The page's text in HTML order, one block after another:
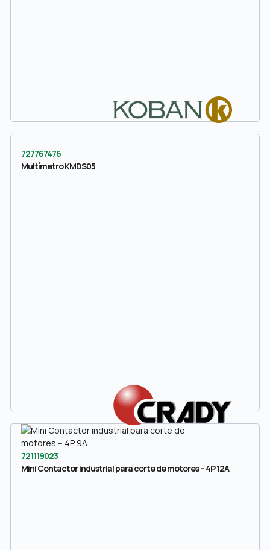
727767476
Multímetro KMDS05
721119023
Mini Contactor industrial para corte de motores – 4P 12A